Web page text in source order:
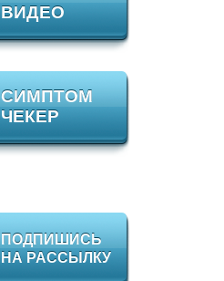
ВИДЕО
СИМПТОМ
ЧЕКЕР
ПОДПИШИСЬ
НА РАССЫЛКУ